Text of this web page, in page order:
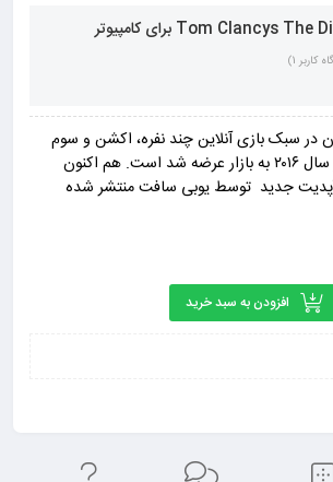
کاربر 1
)
در سبک بازی آنلاین چند نفره، اکشن و سوم
شخص میباشد که در سال ۲۰۱۶ به بازار عرضه شد است. هم اکنون
آپدیت جدید توسط یوبی سافت منتشر شده
افزودن به سبد خرید